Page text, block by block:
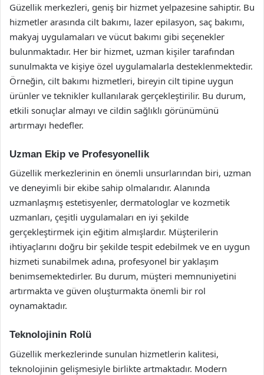
Güzellik merkezleri, geniş bir hizmet yelpazesine sahiptir. Bu
hizmetler arasında cilt bakımı, lazer epilasyon, saç bakımı,
makyaj uygulamaları ve vücut bakımı gibi seçenekler
bulunmaktadır. Her bir hizmet, uzman kişiler tarafından
sunulmakta ve kişiye özel uygulamalarla desteklenmektedir.
Örneğin, cilt bakımı hizmetleri, bireyin cilt tipine uygun
ürünler ve teknikler kullanılarak gerçekleştirilir. Bu durum,
etkili sonuçlar almayı ve cildin sağlıklı görünümünü
artırmayı hedefler.
Uzman Ekip ve Profesyonellik
Güzellik merkezlerinin en önemli unsurlarından biri, uzman
ve deneyimli bir ekibe sahip olmalarıdır. Alanında
uzmanlaşmış estetisyenler, dermatologlar ve kozmetik
uzmanları, çeşitli uygulamaları en iyi şekilde
gerçekleştirmek için eğitim almışlardır. Müşterilerin
ihtiyaçlarını doğru bir şekilde tespit edebilmek ve en uygun
hizmeti sunabilmek adına, profesyonel bir yaklaşım
benimsemektedirler. Bu durum, müşteri memnuniyetini
artırmakta ve güven oluşturmakta önemli bir rol
oynamaktadır.
Teknolojinin Rolü
Güzellik merkezlerinde sunulan hizmetlerin kalitesi,
teknolojinin gelişmesiyle birlikte artmaktadır. Modern